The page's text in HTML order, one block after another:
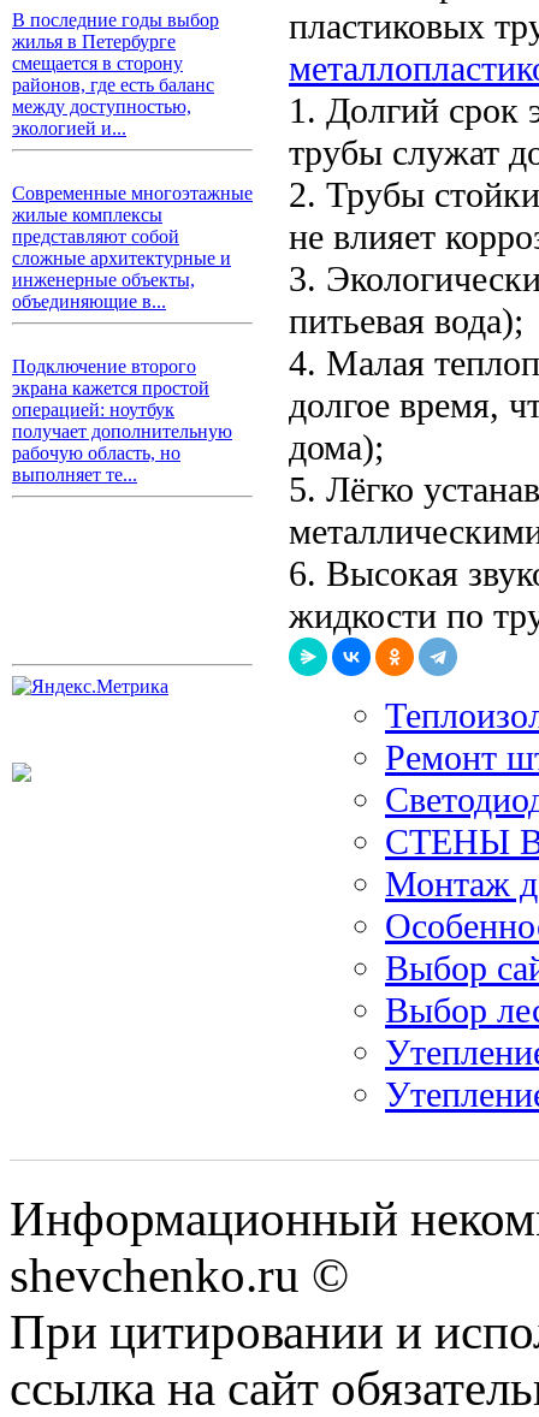
В последние годы выбор
жилья в Петербурге
смещается в сторону
районов, где есть баланс
между доступностью,
экологией и...
Современные многоэтажные
жилые комплексы
представляют собой
сложные архитектурные и
инженерные объекты,
объединяющие в...
Подключение второго
экрана кажется простой
операцией: ноутбук
получает дополнительную
рабочую область, но
выполняет те...
пластиковых
1. Долгий срок
трубы служат
2. Трубы
не влияет
3.
питьевая вода);
4. Малая
долгое время,
дома);
5. Лёгко
6. Высокая
жидкости по
Ремонт
СТЕНЫ
Монтаж
Выбор
Выбор
Информационный
shevchenko.ru ©
При цитировании и
ссылка на сайт